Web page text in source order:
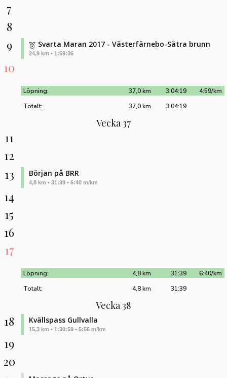
7
8
9
Svarta Maran 2017 - Västerfärnebo-Sätra brunn
24,9 km • 1:59:36
10
Löpning: 4:59/km
3:04:19
37,0 km
Totalt:
3:04:19
37,0 km
Vecka 37
11
12
13
Början på BRR
4,8 km • 31:39 • 6:40 m/km
14
15
16
17
Löpning: 6:40/km
31:39
4,8 km
Totalt:
31:39
4,8 km
Vecka 38
18 Kvällspass Gullvalla
15,3 km • 1:30:59 • 5:56 m/km
19
20